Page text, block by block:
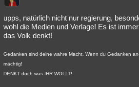
upps, natürlich nicht nur regierung,
wohl die Medien und Verlage! Es ist
das Volk denkt!
Gedanken sind deine wahre Macht. Wenn du Gedanken
mächtig!
DENKT doch was IHR WOLLT!